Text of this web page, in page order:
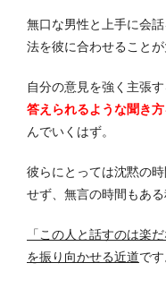
無口な男性と上手に会
法を彼に合わせることが
自分の意見を強く主張す
答えられるような聞き
んでいくはず。
彼らにとっては沈黙の
せず、無言の時間もあ
「この人と話すのは楽
を振り向かせる近道です